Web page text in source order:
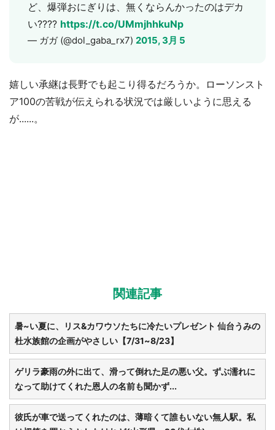
ど、爆弾おにぎりは、無くならんかったのはデカ
い???? https://t.co/UMmjhhkuNp
— ガガ (@dol_gaba_rx7) 2015, 3月 5
嬉しい承継は長野でも起こり得るだろうか。ローソンスト
ア100の苦戦が伝えられる状況では厳しいように思える
が......。
関連記事
暑~い夏に、リス&カワウソたちに冷たいプレゼント 仙台うみの
杜水族館の企画がやさしい【7/31~8/23】
ゲリラ豪雨の外に出て、滑って倒れた足の悪い父。ずぶ濡れに
なって助けてくれた恩人の名前も聞かず...
彼氏が車で送ってくれたのは、薄暗くて誰もいない無人駅。私